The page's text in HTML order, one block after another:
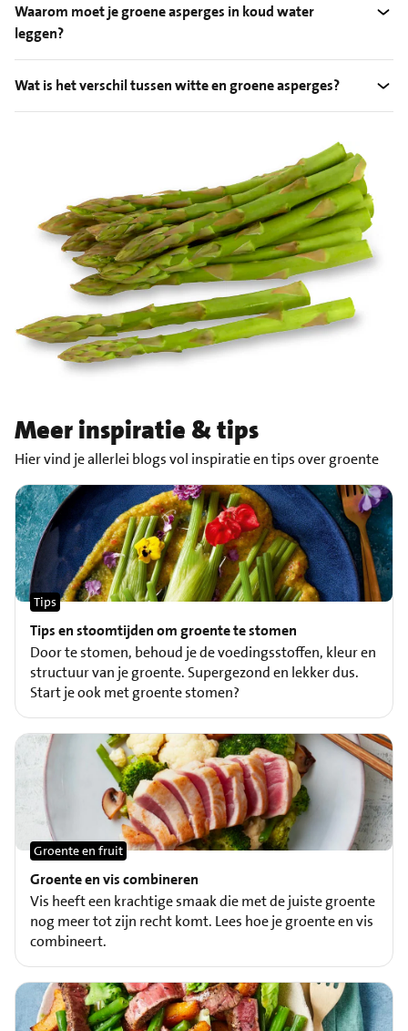
Waarom moet je groene asperges in koud water
leggen?
Wat is het verschil tussen witte en groene asperges?
Meer inspiratie & tips
Hier vind je allerlei blogs vol inspiratie en tips over groente
Tips en stoomtijden om groente te stomen
Tips
Door te stomen, behoud je de voedingsstoffen, kleur en
structuur van je groente. Supergezond en lekker dus.
Start je ook met groente stomen?
Groente en vis combineren
Groente en fruit
Vis heeft een krachtige smaak die met de juiste groente
nog meer tot zijn recht komt. Lees hoe je groente en vis
combineert.